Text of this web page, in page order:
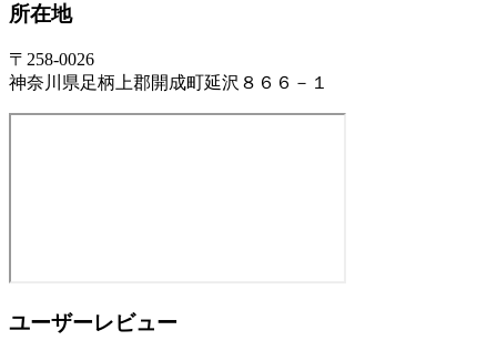
所在地
〒258-0026
神奈川県足柄上郡開成町延沢８６６－１
ユーザーレビュー